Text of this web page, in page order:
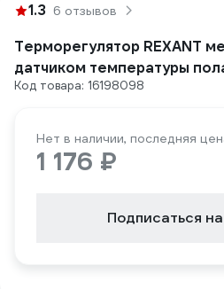
1.3 6 отзывов
Терморегулятор REXANT
датчиком температуры
Код товара: 16198098
Нет в наличии, последняя
1 176 ₽
Подписаться